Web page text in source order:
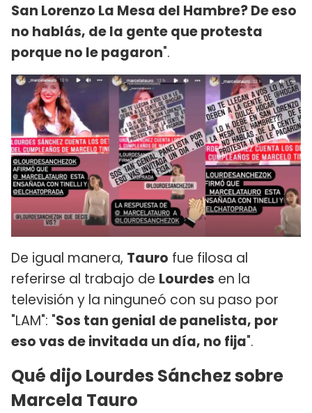
San Lorenzo La Mesa del Hambre? De eso
no hablás, de la gente que protesta
porque no le pagaron".
De igual manera, Tauro fue filosa al
referirse al trabajo de Lourdes en la
televisión y la ninguneó con su paso por
"LAM": "Sos tan genial de panelista, por
eso vas de invitada un día, no fija".
Qué dijo Lourdes Sánchez sobre
Marcela Tauro